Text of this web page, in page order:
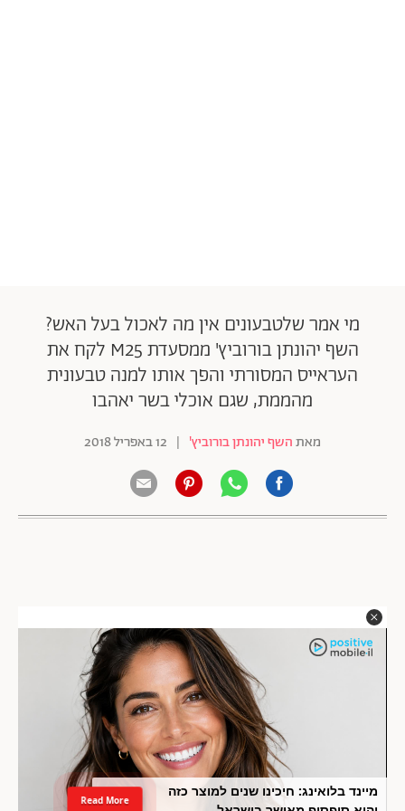
מי אמר שלטבעונים אין מה לאכול בעל האש?
השף יהונתן בורוביץ' ממסעדת M25 לקח את
העראייס המסורתי והפך אותו למנה טבעונית
מהממת, שגם אוכלי בשר יאהבו
מאתהשף יהונתן בורוביץ' | 12 באפריל 2018
מיינד בלואינג: חיכינו שנים למוצר כזה
Read More